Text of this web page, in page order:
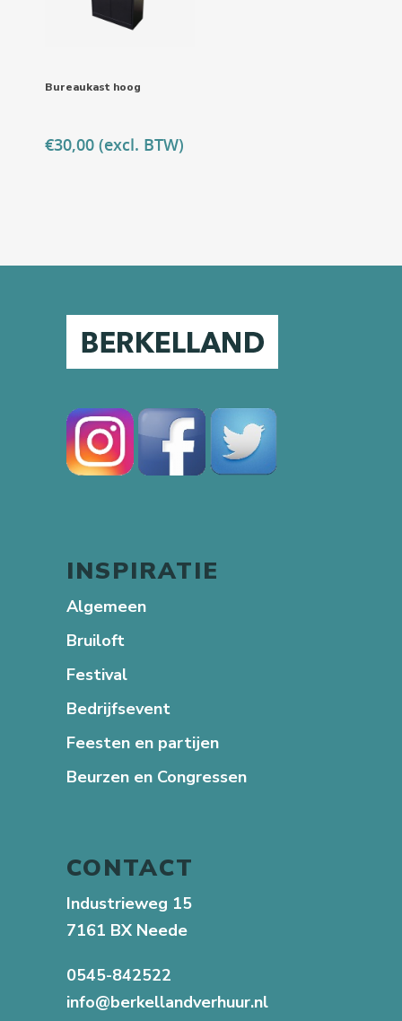
Bureaukast hoog
€30,00 (excl. BTW)
INSPIRATIE
Algemeen
Bruiloft
Festival
Bedrijfsevent
Feesten en partijen
Beurzen en Congressen
CONTACT
Industrieweg 15
7161 BX Neede
0545-842522
info@berkellandverhuur.nl